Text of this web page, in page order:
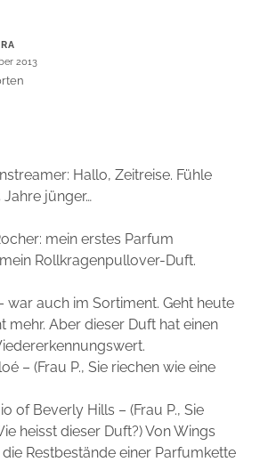
2013
Hallo, Zeitreise. Fühle
jünger…
mein erstes Parfum
Rollkragenpullover-Duft.
war auch im Sortiment. Geht heute
mehr. Aber dieser Duft hat einen
– (Frau P., Sie riechen wie eine
of Beverly Hills – (Frau P., Sie
heisst dieser Duft?) Von Wings
Restbestände einer Parfumkette